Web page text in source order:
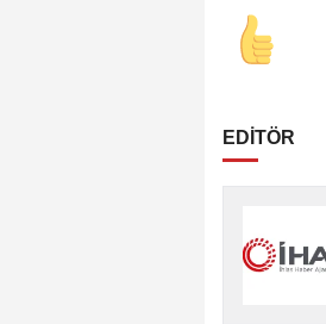
EDİTÖR